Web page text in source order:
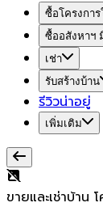
ซื้อโครงกา
ซื้ออสังหาฯ
เช่า
รับสร้างบ้าน
รีวิวน่าอยู่
เพิ่มเติม
ขายและเช่าบ้าน